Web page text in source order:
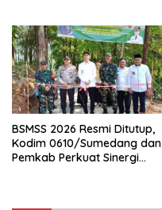
BSMSS 2026 Resmi Ditutup,
Kodim 0610/Sumedang dan
Pemkab Perkuat Sinergi